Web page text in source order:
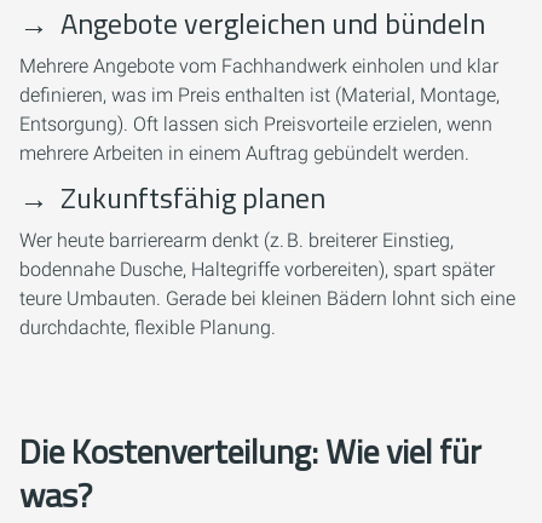
→ Angebote vergleichen und bündeln
Mehrere Angebote vom Fachhandwerk einholen und klar
definieren, was im Preis enthalten ist (Material, Montage,
Entsorgung). Oft lassen sich Preisvorteile erzielen, wenn
mehrere Arbeiten in einem Auftrag gebündelt werden.
→ Zukunftsfähig planen
Wer heute barrierearm denkt (z. B. breiterer Einstieg,
bodennahe Dusche, Haltegriffe vorbereiten), spart später
teure Umbauten. Gerade bei kleinen Bädern lohnt sich eine
durchdachte, flexible Planung.
Die Kostenverteilung: Wie viel für
was?